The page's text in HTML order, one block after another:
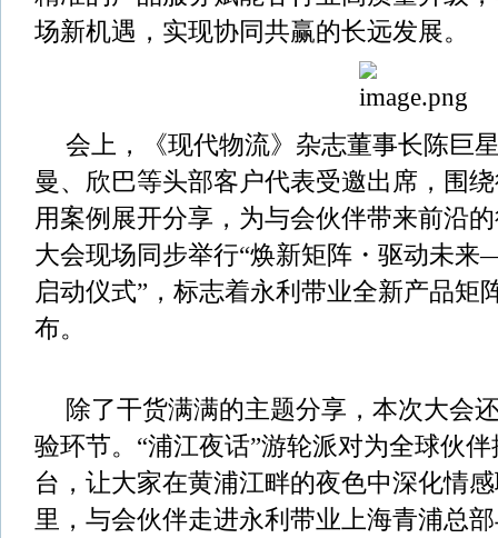
场新机遇，实现协同共赢的长远发展。
会上，《现代物流》杂志董事长陈巨
曼、欣巴等头部客户代表受邀出席，围
用案例展开分享，为与会伙伴带来前沿
大会现场同步举行“焕新矩阵・驱动未
启动仪式”，标志着永利带业全新产品矩
布。
除了干货满满的主题分享，本次大会
验环节。“浦江夜话”游轮派对为全球伙
台，让大家在黄浦江畔的夜色中深化情
里，与会伙伴走进永利带业上海青浦总